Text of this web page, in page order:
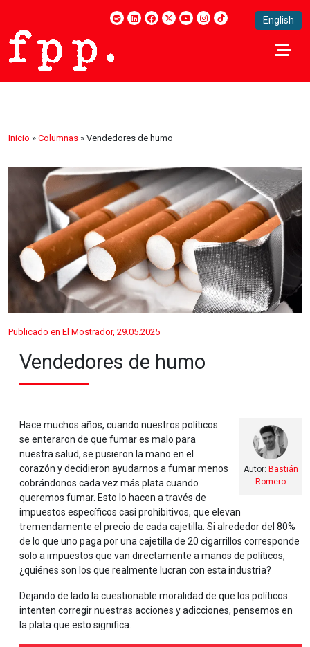
English
Inicio » Columnas » Vendedores de humo
Publicado en El Mostrador, 29.05.2025
Vendedores de humo
Autor: Bastián
Romero
Hace muchos años, cuando nuestros políticos
se enteraron de que fumar es malo para
nuestra salud, se pusieron la mano en el
corazón y decidieron ayudarnos a fumar menos
cobrándonos cada vez más plata cuando
queremos fumar. Esto lo hacen a través de
impuestos específicos casi prohibitivos, que elevan
tremendamente el precio de cada cajetilla. Si alrededor del 80%
de lo que uno paga por una cajetilla de 20 cigarrillos corresponde
solo a impuestos que van directamente a manos de políticos,
¿quiénes son los que realmente lucran con esta industria?
Dejando de lado la cuestionable moralidad de que los políticos
intenten corregir nuestras acciones y adicciones, pensemos en
la plata que esto significa.